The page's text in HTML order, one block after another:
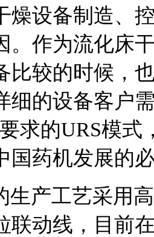
燥设备制造、
。作为流化床
比较的时候，
细的设备客户
求的URS模
国药机发展的
生产工艺采用
联动线，目前